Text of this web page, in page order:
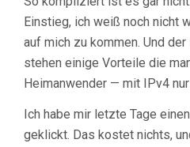
Einstieg, ich weiß noch nicht
auf mich zu kommen. Und
stehen einige Vorteile die
Heimanwender — mit IPv4
Ich habe mir letzte Tage
geklickt. Das kostet nichts,